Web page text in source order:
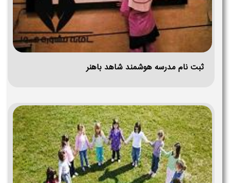
ثبت نام مدرسه هوشمند شاهد باهنر